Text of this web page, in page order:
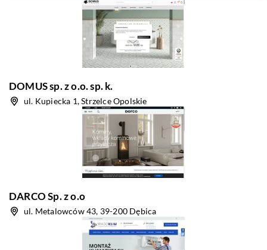
DOMUS sp. z o.o. sp. k.
ul. Kupiecka 1, Strzelce Opolskie
DARCO Sp. z o.o
ul. Metalowców 43, 39-200 Dębica